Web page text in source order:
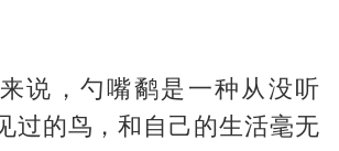
说，勺嘴鹬是一种从没听
过的鸟，和自己的生活毫无